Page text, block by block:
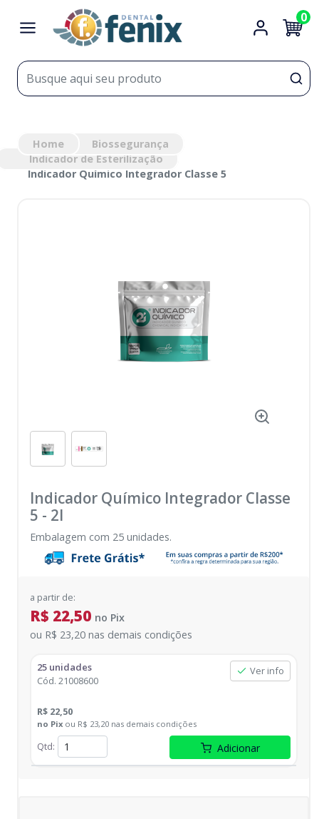
0
Home
Biossegurança
Indicador de Esterilização
Indicador Químico Integrador Classe 5
Indicador Químico Integrador Classe
5 - 2I
Embalagem com 25 unidades.
a partir de:
R$ 22,50 no Pix
ou R$ 23,20 nas demais condições
25 unidades
Cód. 21008600
Ver info
R$ 22,50
no Pix ou R$ 23,20 nas demais condições
Qtd: Adicionar